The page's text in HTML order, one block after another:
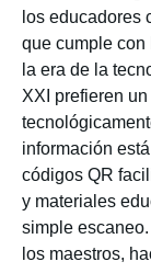
los educadores
que cumple con
la era de la
XXI prefieren
información
códigos QR
y materiales
simple
los maestros,